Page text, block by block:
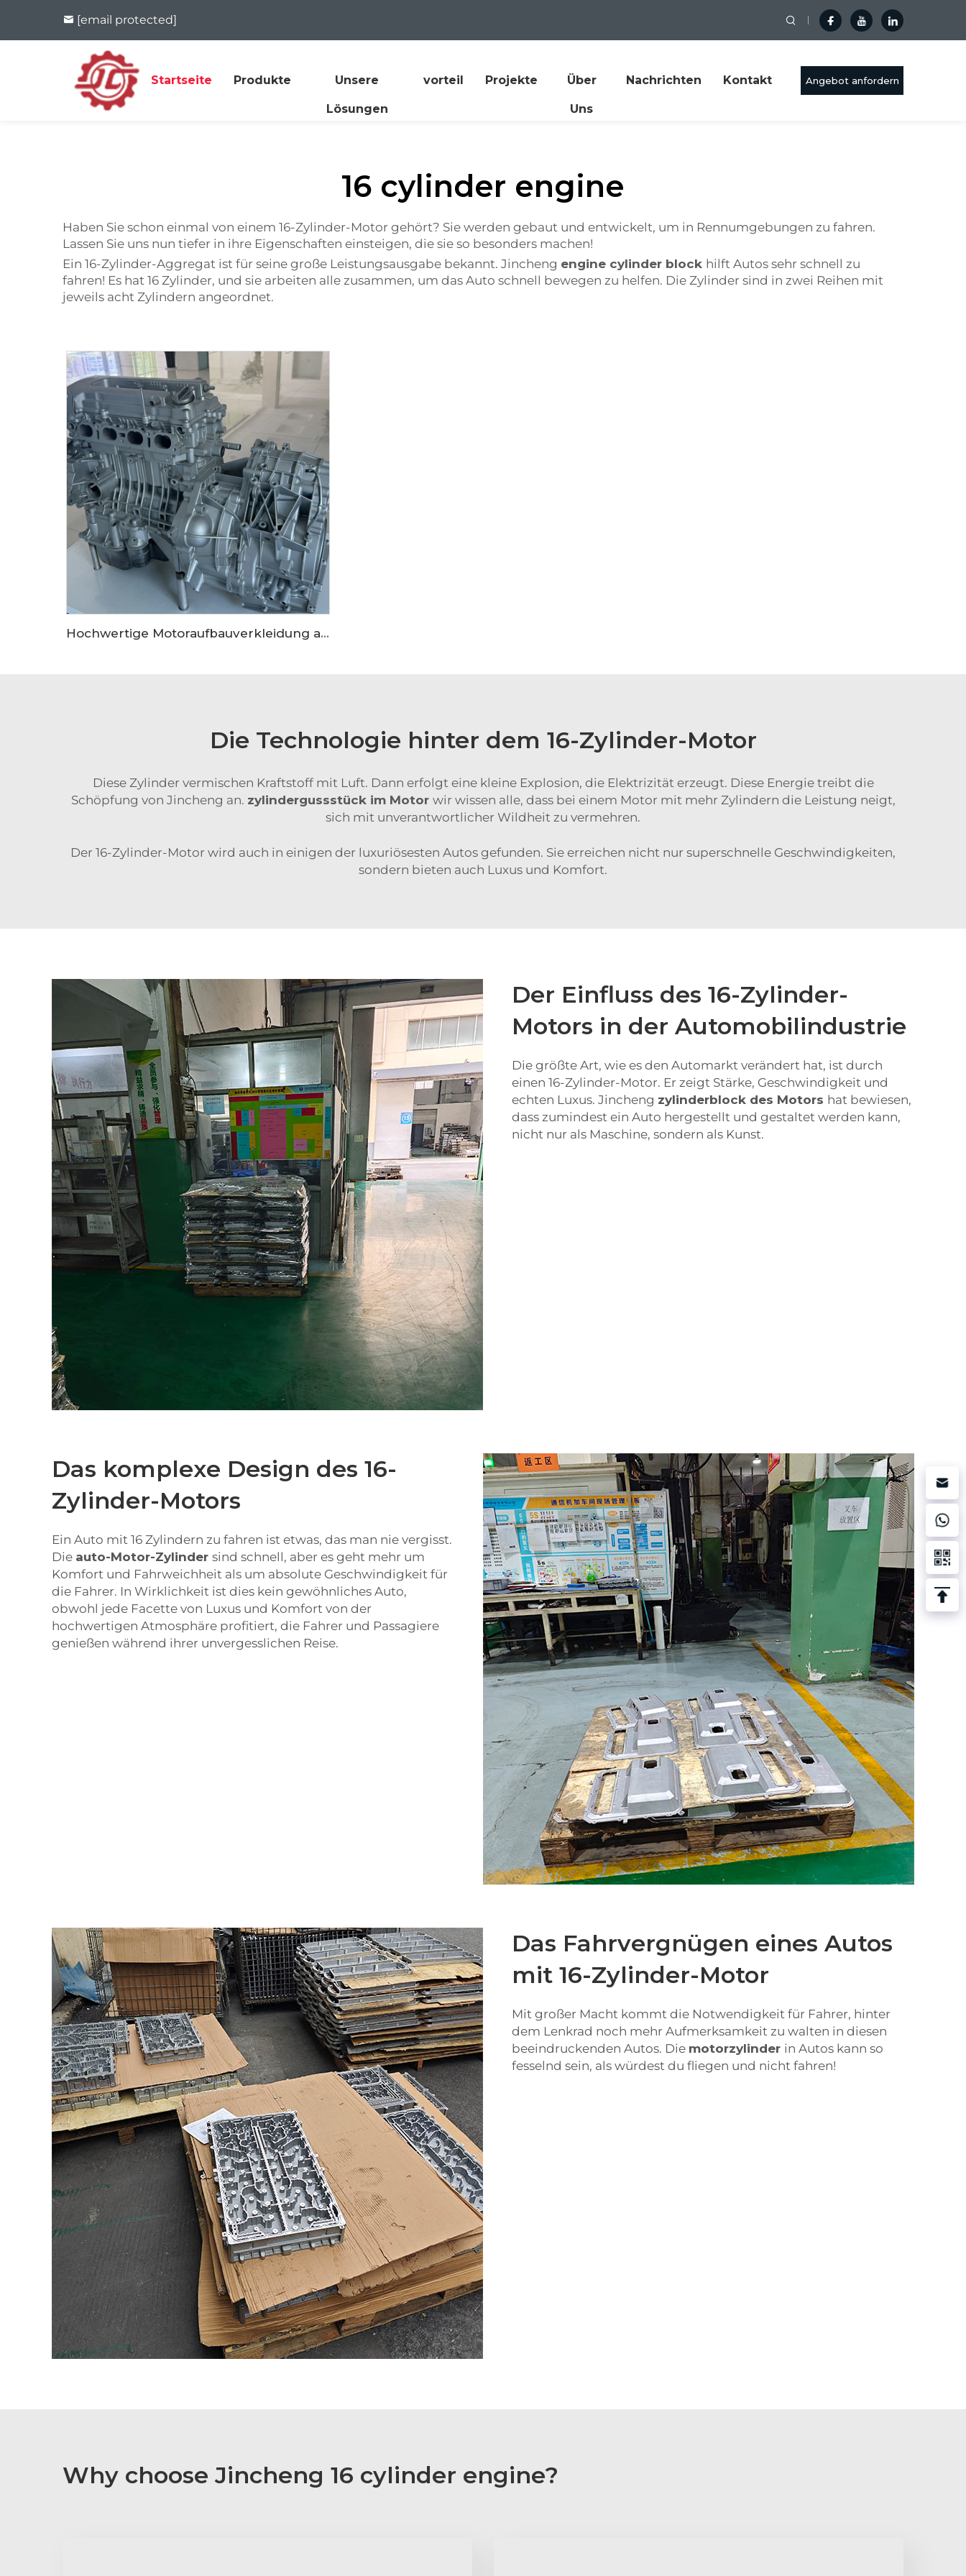
[email protected]
Startseite Produkte Unsere
Lösungen
vorteil Projekte Über
Uns
Nachrichten Kontakt Angebot anfordern
16 cylinder engine
Haben Sie schon einmal von einem 16-Zylinder-Motor gehört? Sie werden gebaut und entwickelt, um in Rennumgebungen zu fahren.
Lassen Sie uns nun tiefer in ihre Eigenschaften einsteigen, die sie so besonders machen!
Ein 16-Zylinder-Aggregat ist für seine große Leistungsausgabe bekannt. Jincheng engine cylinder block hilft Autos sehr schnell zu
fahren! Es hat 16 Zylinder, und sie arbeiten alle zusammen, um das Auto schnell bewegen zu helfen. Die Zylinder sind in zwei Reihen mit
jeweils acht Zylindern angeordnet.
Hochwertige Motoraufbauverkleidung aus Aluminiumlegierung für OEM-Güte, geeignet für den Einkauf bei großen Lieferanten
Die Technologie hinter dem 16-Zylinder-Motor
Diese Zylinder vermischen Kraftstoff mit Luft. Dann erfolgt eine kleine Explosion, die Elektrizität erzeugt. Diese Energie treibt die
Schöpfung von Jincheng an. zylindergussstück im Motor wir wissen alle, dass bei einem Motor mit mehr Zylindern die Leistung neigt,
sich mit unverantwortlicher Wildheit zu vermehren.
Der 16-Zylinder-Motor wird auch in einigen der luxuriösesten Autos gefunden. Sie erreichen nicht nur superschnelle Geschwindigkeiten,
sondern bieten auch Luxus und Komfort.
Der Einfluss des 16-Zylinder-
Motors in der Automobilindustrie
Die größte Art, wie es den Automarkt verändert hat, ist durch
einen 16-Zylinder-Motor. Er zeigt Stärke, Geschwindigkeit und
echten Luxus. Jincheng zylinderblock des Motors hat bewiesen,
dass zumindest ein Auto hergestellt und gestaltet werden kann,
nicht nur als Maschine, sondern als Kunst.
Das komplexe Design des 16-
Zylinder-Motors
Ein Auto mit 16 Zylindern zu fahren ist etwas, das man nie vergisst.
Die auto-Motor-Zylinder sind schnell, aber es geht mehr um
Komfort und Fahrweichheit als um absolute Geschwindigkeit für
die Fahrer. In Wirklichkeit ist dies kein gewöhnliches Auto,
obwohl jede Facette von Luxus und Komfort von der
hochwertigen Atmosphäre profitiert, die Fahrer und Passagiere
genießen während ihrer unvergesslichen Reise.
Das Fahrvergnügen eines Autos
mit 16-Zylinder-Motor
Mit großer Macht kommt die Notwendigkeit für Fahrer, hinter
dem Lenkrad noch mehr Aufmerksamkeit zu walten in diesen
beeindruckenden Autos. Die motorzylinder in Autos kann so
fesselnd sein, als würdest du fliegen und nicht fahren!
Why choose Jincheng 16 cylinder engine?